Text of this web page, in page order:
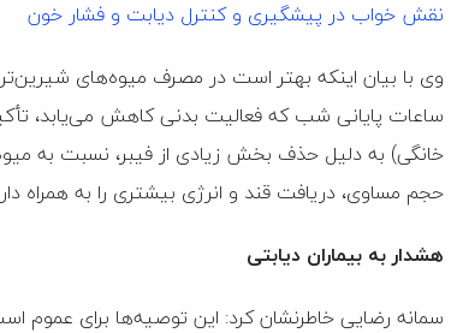
نقش خواب در پیشگیری و کنترل دیابت و فشار خون
وی با بیان اینکه بهتر است در مصرف میوه‌های شیرین‌تر
ساعات پایانی شب که فعالیت بدنی کاهش می‌یابد،
خانگی) به دلیل حذف بخش زیادی از فیبر، نسبت به
حجم مساوی، دریافت قند و انرژی بیشتری را به همراه
هشدار به بیماران دیابتی
سمانه رضایی خاطرنشان کرد: این توصیه‌ها برای عموم